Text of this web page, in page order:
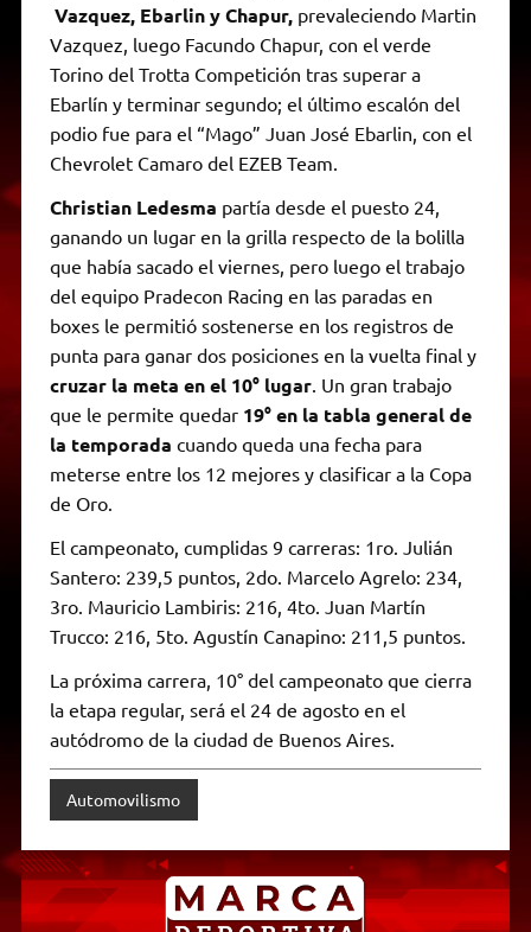
Vazquez, Ebarlin y Chapur, prevaleciendo Martin
Vazquez, luego Facundo Chapur, con el verde
Torino del Trotta Competición tras superar a
Ebarlín y terminar segundo; el último escalón del
podio fue para el “Mago” Juan José Ebarlin, con el
Chevrolet Camaro del EZEB Team.
Christian Ledesma partía desde el puesto 24,
ganando un lugar en la grilla respecto de la bolilla
que había sacado el viernes, pero luego el trabajo
del equipo Pradecon Racing en las paradas en
boxes le permitió sostenerse en los registros de
punta para ganar dos posiciones en la vuelta final y
cruzar la meta en el 10° lugar. Un gran trabajo
que le permite quedar 19° en la tabla general de
la temporada cuando queda una fecha para
meterse entre los 12 mejores y clasificar a la Copa
de Oro.
El campeonato, cumplidas 9 carreras: 1ro. Julián
Santero: 239,5 puntos, 2do. Marcelo Agrelo: 234,
3ro. Mauricio Lambiris: 216, 4to. Juan Martín
Trucco: 216, 5to. Agustín Canapino: 211,5 puntos.
La próxima carrera, 10° del campeonato que cierra
la etapa regular, será el 24 de agosto en el
autódromo de la ciudad de Buenos Aires.
Automovilismo